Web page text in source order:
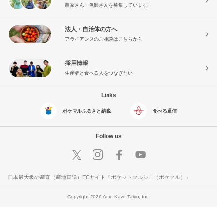
農家さん・漁師さんを募集しています!
法人・自治体の方へ
アライアンスのご相談はこちらから
採用情報
生産者と食べる人をつなぎたい
Links
ポケマルふるさと納税 食べる通信
Follow us
日本最大級の産直（産地直送）ECサイト『ポケットマルシェ（ポケマル）』
Copyright 2026 Ame Kaze Taiyo, Inc.